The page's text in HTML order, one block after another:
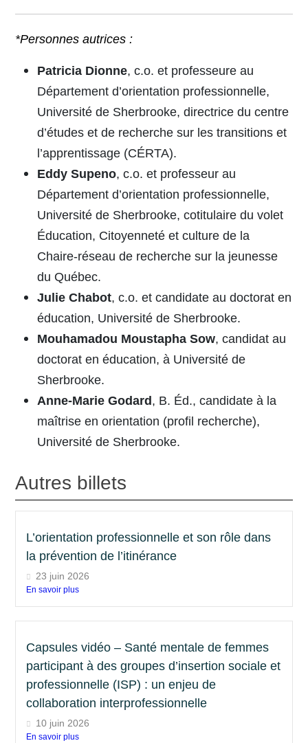
*Personnes autrices :
Patricia Dionne, c.o. et professeure au
Département d’orientation professionnelle,
Université de Sherbrooke, directrice du centre
d’études et de recherche sur les transitions et
l’apprentissage (CÉRTA).
Eddy Supeno, c.o. et professeur au
Département d’orientation professionnelle,
Université de Sherbrooke, cotitulaire du volet
Éducation, Citoyenneté et culture de la
Chaire-réseau de recherche sur la jeunesse
du Québec.
Julie Chabot, c.o. et candidate au doctorat en
éducation, Université de Sherbrooke.
Mouhamadou Moustapha Sow, candidat au
doctorat en éducation, à Université de
Sherbrooke.
Anne-Marie Godard , B. Éd., candidate à la
maîtrise en orientation (profil recherche),
Université de Sherbrooke.
Autres billets
L’orientation professionnelle et son rôle dans
la prévention de l’itinérance
23 juin 2026
En savoir plus
Capsules vidéo – Santé mentale de femmes
participant à des groupes d’insertion sociale et
professionnelle (ISP) : un enjeu de
collaboration interprofessionnelle
10 juin 2026
En savoir plus